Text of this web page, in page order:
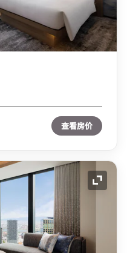
查看房价
展开